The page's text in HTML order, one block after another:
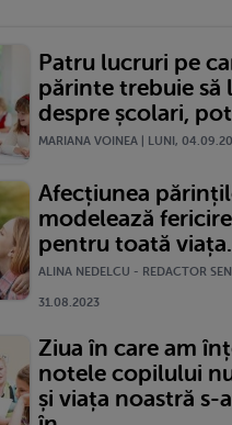
Patru lucruri pe
părinte trebuie să
despre școlari,
MARIANA VOINEA | LUNI,
Afecțiunea
modelează
pentru toată
ALINA NEDELCU - REDACTOR
31.08.2023
Ziua în care am
notele copilului
și viața noastră s-